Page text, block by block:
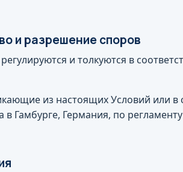
и разрешение споров
и толкуются в
из настоящих Условий или в
в Гамбурге, Германия, по